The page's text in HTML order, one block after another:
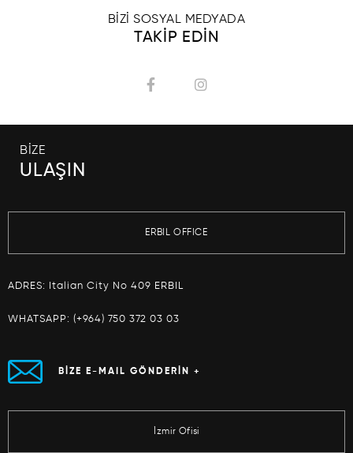
BİZİ SOSYAL MEDYADA
TAKİP EDİN
BİZE
ULAŞIN
ERBIL OFFICE
ADRES: Italian City No 409 ERBIL
WHATSAPP: (+964) 750 372 03 03
BİZE E-MAIL GÖNDERİN +
İzmir Ofisi